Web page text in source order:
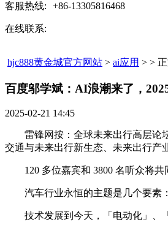
客服热线: +86-13305816468
在线联系:
hjc888黄金城官方网站 > ai应用 > >
百度邬学斌：AI浪潮来了，
2025-02-21 14:45
雷锋网按：全球未来出行高层论坛
交通与未来出行新生态、未来出行产
120 多位嘉宾和 3800 名听众将共
汽车行业永恒的主题是几个要素：
技术发展到今天，「电动化」、「